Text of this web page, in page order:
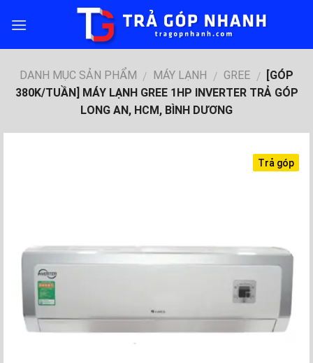
DANH MỤC SẢN PHẨM / MÁY LẠNH / GREE /
[GÓP
380K/TUẦN] MÁY LẠNH GREE 1HP INVERTER TRẢ GÓP
LONG AN, HCM, BÌNH DƯƠNG
Trả góp